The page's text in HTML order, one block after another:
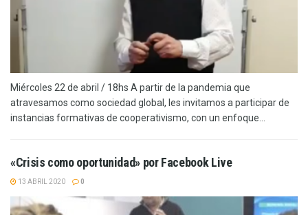
Miércoles 22 de abril / 18hs A partir de la pandemia que
atravesamos como sociedad global, les invitamos a participar de
instancias formativas de cooperativismo, con un enfoque...
«Crisis como oportunidad» por Facebook Live
13 ABRIL 2020 0